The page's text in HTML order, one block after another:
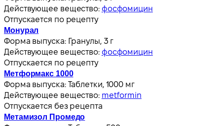
Действующее вещество: фосфомицин
Отпускается по рецепту
Монурал
Форма выпуска: Гранулы, 3 г
Действующее вещество: фосфомицин
Отпускается по рецепту
Метформакс 1000
Форма выпуска: Таблетки, 1000 мг
Действующее вещество: metformin
Отпускается без рецепта
Метамизол Промедо